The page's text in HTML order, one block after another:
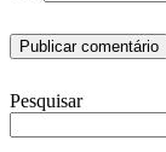
Pesquisar